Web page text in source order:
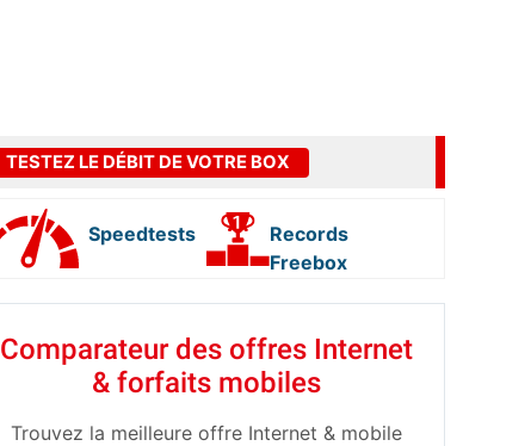
TESTEZ LE DÉBIT DE VOTRE BOX
Speedtests
Records
Freebox
Comparateur des offres Internet
& forfaits mobiles
Trouvez la meilleure offre Internet & mobile